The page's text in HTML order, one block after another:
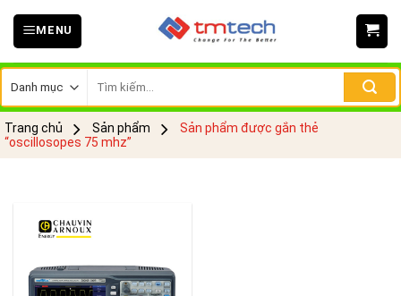
Skip
MENU
kiếm:
Trang chủ Sản phẩm
Sản phẩm được gắn thẻ
“oscillosopes 75 mhz”